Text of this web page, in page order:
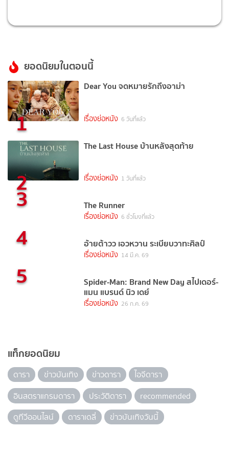
ยอดนิยมในตอนนี้
1
Dear You จดหมายรักถึงอาม่า
เรื่องย่อหนัง 6 วันที่แล้ว
2
The Last House บ้านหลังสุดท้าย
เรื่องย่อหนัง 1 วันที่แล้ว
3 The Runner
เรื่องย่อหนัง 6 ชั่วโมงที่แล้ว
4 อ้ายต้าวว เอวหวาน ระเบียบวาทะศิลป์
เรื่องย่อหนัง 14 มี.ค. 69
5 Spider-Man: Brand New Day สไปเดอร์-
แมน แบรนด์ นิว เดย์
เรื่องย่อหนัง 26 ก.ค. 69
แท็กยอดนิยม
ดารา ข่าวบันเทิง ข่าวดารา
ไอจีดารา
อินสตราแกรมดารา
ประวัติดารา
recommended
ดูทีวีออนไลน์
ดาราเดลี่ ข่าวบันเทิงวันนี้